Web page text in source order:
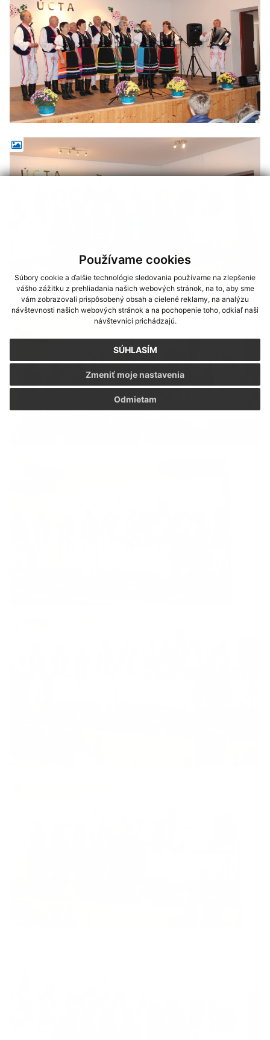
Používame cookies
Súbory cookie a ďalšie technológie sledovania používame na zlepšenie
vášho zážitku z prehliadania našich webových stránok, na to, aby sme
vám zobrazovali prispôsobený obsah a cielené reklamy, na analýzu
návštevnosti našich webových stránok a na pochopenie toho, odkiaľ naši
návštevníci prichádzajú.
SÚHLASÍM
Odmietam
Zmeniť moje nastavenia